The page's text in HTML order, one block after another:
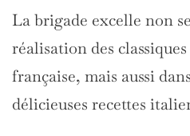
La brigade excelle non
réalisation des
française, mais aussi
délicieuses recettes